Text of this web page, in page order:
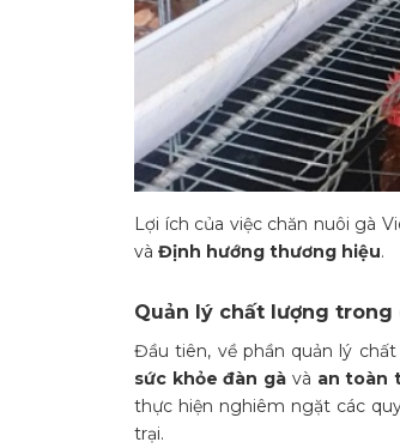
Lợi ích của việc chăn nuôi gà
và Định hướng thương hiệu.
Quản lý chất lượng trong
Đầu tiên, về phần quản lý
sức khỏe đàn gà và an toàn
thực hiện nghiêm ngặt các
trại.